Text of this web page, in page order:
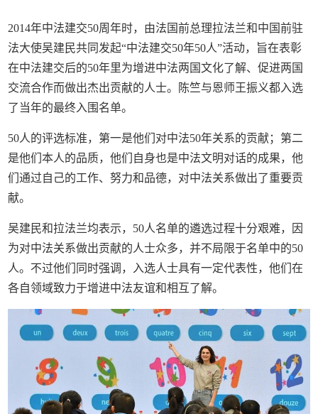
2014年中法建交50周年时，由法国前总理拉法兰和中国前驻
法大使吴建民共同发起“中法建交50年50人”活动，旨在表彰
在中法建交后的50年里为增进中法两国文化了解、促进两国
交流合作而做出杰出贡献的人士。陈竺与恩师王振义都入选
了当年的最终入围名单。
50人的评选标准，第一是他们对中法50年关系的贡献；第二
是他们本人的品质，他们自身也是中法文明对话的成果，他
们通过自己的工作、努力和品德，对中法关系做出了重要贡
献。
吴建民和拉法兰均表示，50人名单的遴选过程十分艰难，因
为对中法关系做出贡献的人士众多，并不局限于名单中的50
人。不过他们同时强调，入选人士具有一定代表性，他们在
各自领域致力于增进中法友谊和相互了解。